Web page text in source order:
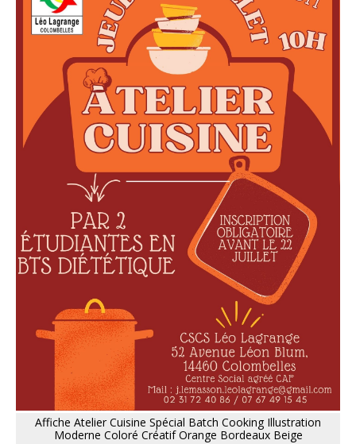
Affiche Atelier Cuisine Spécial Batch Cooking Illustration
Moderne Coloré Créatif Orange Bordeaux Beige